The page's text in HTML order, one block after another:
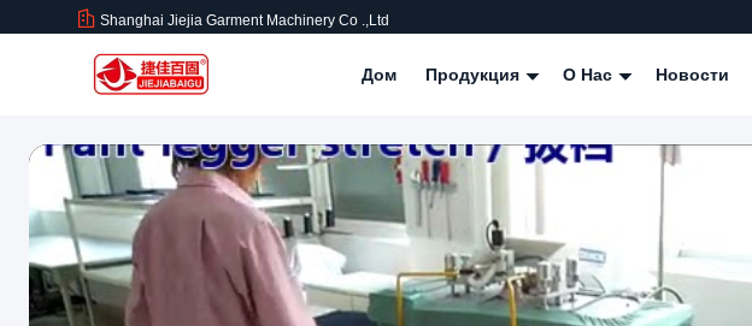
Shanghai Jiejia Garment Machinery Co .,ltd
Дом Продукция О Нас Новости